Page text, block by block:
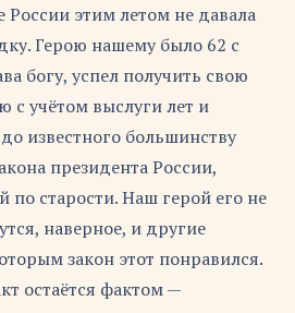
России этим летом не давала
Герою нашему было 62 с
богу, успел получить свою
с учётом выслуги лет и
известного большинству
президента России,
по старости. Наш герой его не
наверное, и другие
закон этот понравился.
остаётся фактом —